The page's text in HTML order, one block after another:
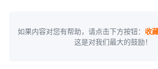
如果内容对您有帮助，请点击下方按钮： 收
这是对我们最大的鼓励！